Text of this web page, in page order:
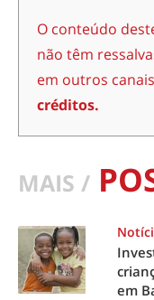
O conteúdo
não têm
em outros
créditos.
MAIS /
em